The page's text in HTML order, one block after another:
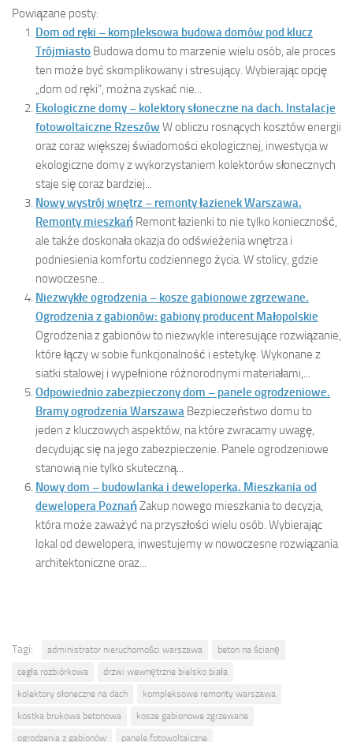
Powiązane posty:
Dom od ręki – kompleksowa budowa domów pod klucz
Trójmiasto Budowa domu to marzenie wielu osób, ale proces
ten może być skomplikowany i stresujący. Wybierając opcję
„dom od ręki”, można zyskać nie...
Ekologiczne domy – kolektory słoneczne na dach. Instalacje
fotowoltaiczne Rzeszów W obliczu rosnących kosztów energii
oraz coraz większej świadomości ekologicznej, inwestycja w
ekologiczne domy z wykorzystaniem kolektorów słonecznych
staje się coraz bardziej...
Nowy wystrój wnętrz – remonty łazienek Warszawa.
Remonty mieszkań Remont łazienki to nie tylko konieczność,
ale także doskonała okazja do odświeżenia wnętrza i
podniesienia komfortu codziennego życia. W stolicy, gdzie
nowoczesne...
Niezwykłe ogrodzenia – kosze gabionowe zgrzewane.
Ogrodzenia z gabionów: gabiony producent Małopolskie
Ogrodzenia z gabionów to niezwykle interesujące rozwiązanie,
które łączy w sobie funkcjonalność i estetykę. Wykonane z
siatki stalowej i wypełnione różnorodnymi materiałami,...
Odpowiednio zabezpieczony dom – panele ogrodzeniowe.
Bramy ogrodzenia Warszawa Bezpieczeństwo domu to
jeden z kluczowych aspektów, na które zwracamy uwagę,
decydując się na jego zabezpieczenie. Panele ogrodzeniowe
stanowią nie tylko skuteczną...
Nowy dom – budowlanka i deweloperka. Mieszkania od
dewelopera PoznańZakup nowego mieszkania to decyzja,
która może zaważyć na przyszłości wielu osób. Wybierając
lokal od dewelopera, inwestujemy w nowoczesne rozwiązania
architektoniczne oraz...
Tagi: administrator nieruchomości warszawa
beton na ścianę
cegła rozbiórkowa
drzwi wewnętrzne bielsko biała
kolektory słoneczne na dach
kompleksowe remonty warszawa
kostka brukowa betonowa
kosze gabionowe zgrzewane
ogrodzenia z gabionów
panele fotowoltaiczne